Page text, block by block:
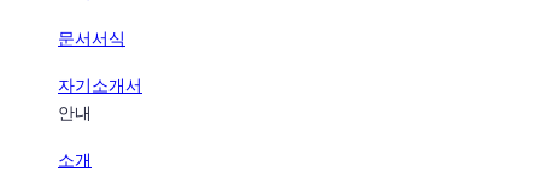
문서서식
자기소개서
안내
소개